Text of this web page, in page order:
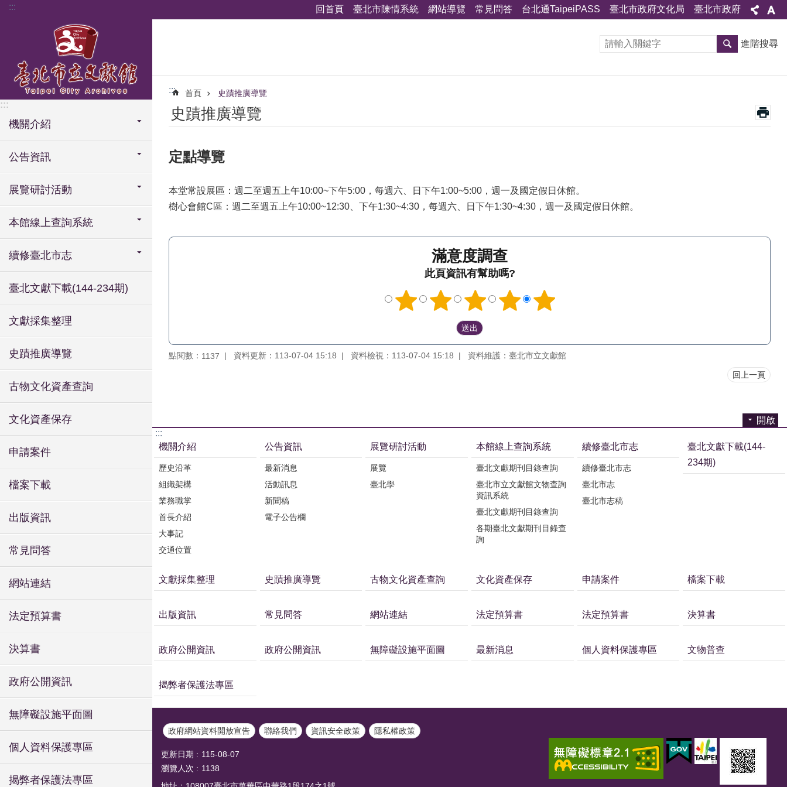
跳到主要內容區塊
::: 回首頁 臺北市陳情系統 網站導覽 常見問答 台北通TaipeiPASS 臺北市政府文化局 臺北市政府
:::
機關介紹
公告資訊
展覽研討活動
本館線上查詢系統
續修臺北市志
臺北文獻下載(144-234期)
文獻採集整理
史蹟推廣導覽
古物文化資產查詢
文化資產保存
申請案件
檔案下載
出版資訊
常見問答
網站連結
法定預算書
決算書
政府公開資訊
無障礙設施平面圖
個人資料保護專區
揭弊者保護法專區
進階搜尋
::: 首頁 史蹟推廣導覽
史蹟推廣導覽
定點導覽
本堂常設展區：週二至週五上午10:00~下午5:00，每週六、日下午1:00~5:00，週一及國定假日休館。
樹心會館C區：週二至週五上午10:00~12:30、下午1:30~4:30，每週六、日下午1:30~4:30，週一及國定假日休館。
滿意度調查
此頁資訊有幫助嗎?
點閱數： 1137 資料更新：113-07-04 15:18 資料檢視：113-07-04 15:18 資料維護：臺北市立文獻館
回上一頁
開啟
:::
機關介紹
歷史沿革
組織架構
業務職掌
首長介紹
大事記
交通位置
公告資訊
最新消息
活動訊息
新聞稿
電子公告欄
展覽研討活動
展覽
臺北學
本館線上查詢系統
臺北文獻期刊目錄查詢
臺北市立文獻館文物查詢
資訊系統
臺北文獻期刊目錄查詢
各期臺北文獻期刊目錄查
詢
續修臺北市志
續修臺北市志
臺北市志
臺北市志稿
臺北文獻下載(144-
234期)
文獻採集整理 史蹟推廣導覽 古物文化資產查詢 文化資產保存 申請案件 檔案下載
出版資訊 常見問答 網站連結 法定預算書 法定預算書 決算書
政府公開資訊 政府公開資訊 無障礙設施平面圖 最新消息 個人資料保護專區 文物普查
揭弊者保護法專區
政府網站資料開放宣告 聯絡我們 資訊安全政策 隱私權政策
更新日期
115-08-07
瀏覽人次
1138